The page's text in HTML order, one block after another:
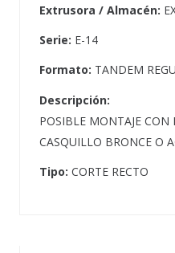
Extrusora / Almacén:
Serie: E-14
Formato: TANDEM
Descripción:
POSIBLE MONTAJE CON
CASQUILLO BRONCE O
Tipo: CORTE RECTO